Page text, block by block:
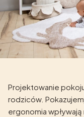
Projektowanie
rodziców.
ergonomia